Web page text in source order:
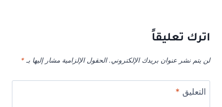
اترك تعليقاً
لن يتم نشر عنوان بريدك الإلكتروني. الحقول الإلزامية مشار إليها بـ *
التعليق *